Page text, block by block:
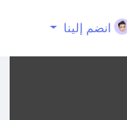
انضم إلينا